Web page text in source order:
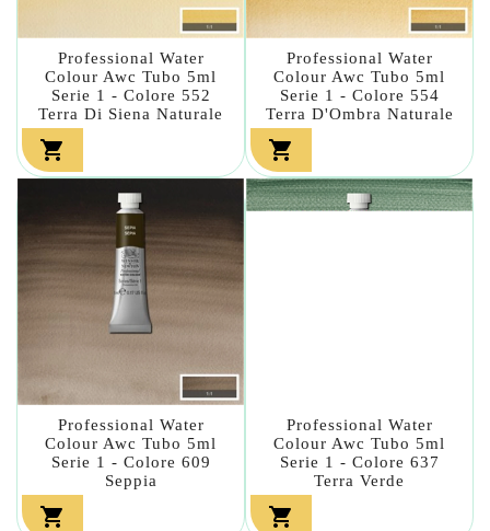
Professional Water
Colour Awc Tubo 5ml
Serie 1 - Colore 552
Terra Di Siena Naturale

Professional Water
Colour Awc Tubo 5ml
Serie 1 - Colore 554
Terra D'Ombra Naturale

Professional Water
Colour Awc Tubo 5ml
Serie 1 - Colore 609
Seppia

Professional Water
Colour Awc Tubo 5ml
Serie 1 - Colore 637
Terra Verde
